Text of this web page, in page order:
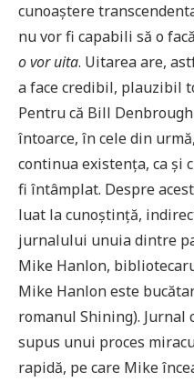
cunoaștere
nu vor fi capabili să o
o vor uita. Uitarea are,
a face credibil, plauzibil
Pentru că Bill
întoarce, în cele din
continua existența, ca și
fi întâmplat. Despre
luat la cunoștință,
jurnalului unuia dintre
Mike Hanlon,
Mike Hanlon este
romanul Shining). Jurnal
supus unui proces
rapidă, pe care Mike